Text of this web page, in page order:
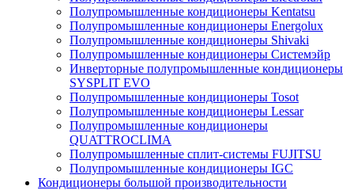
Полупромышленные кондиционеры Kentatsu
Полупромышленные кондиционеры Energolux
Полупромышленные кондиционеры Shivaki
Полупромышленные кондиционеры Системэйр
Инверторные полупромышленные кондиционеры
SYSPLIT EVO
Полупромышленные кондиционеры Tosot
Полупромышленные кондиционеры Lessar
Полупромышленные кондиционеры
QUATTROCLIMA
Полупромышленные сплит-системы FUJITSU
Полупромышленные кондиционеры IGC
Кондиционеры большой производительности